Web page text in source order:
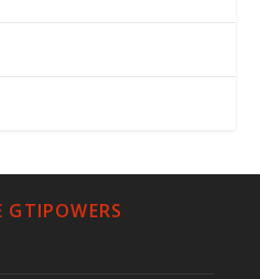
GTIPOWERS